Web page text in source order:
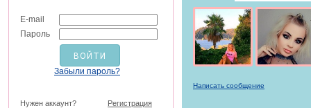
E-mail
Пароль
Забыли пароль?
Нужен аккаунт? Регистрация
Написать сообщение